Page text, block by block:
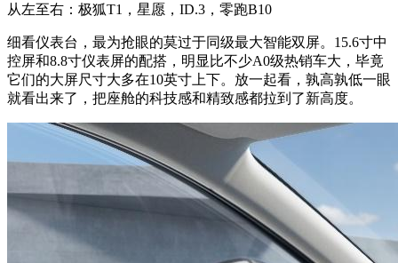
从左至右：极狐T1，星愿，ID.3，零跑B10
细看仪表台，最为抢眼的莫过于同级最大智能双屏。15.6寸中
控屏和8.8寸仪表屏的配搭，明显比不少A0级热销车大，毕竟
它们的大屏尺寸大多在10英寸上下。放一起看，孰高孰低一眼
就看出来了，把座舱的科技感和精致感都拉到了新高度。